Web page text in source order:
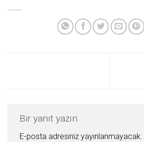
Bir yanıt yazın
E-posta adresiniz yayınlanmayacak.